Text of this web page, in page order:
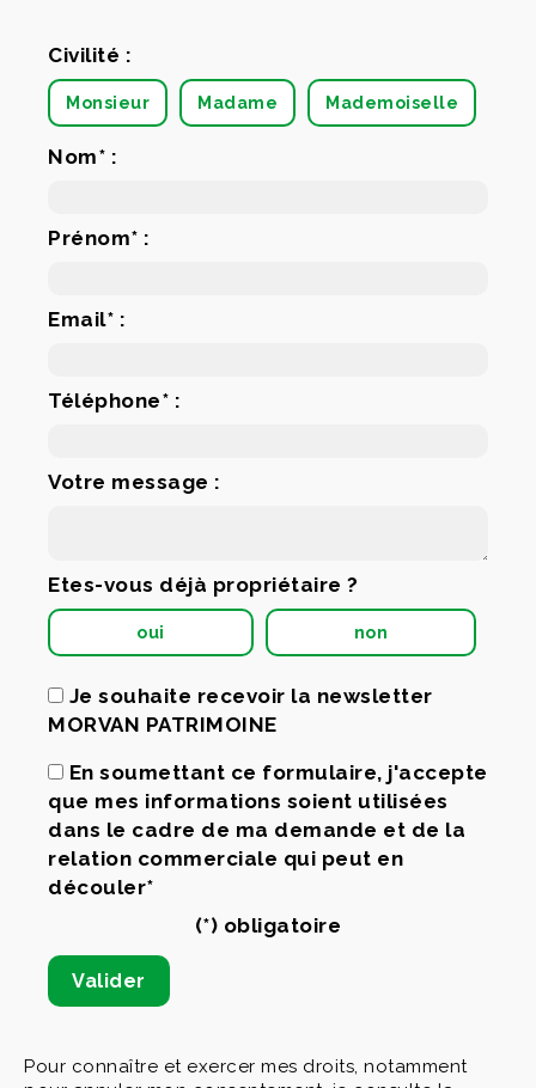
Civilité :
Monsieur Madame Mademoiselle
Nom* :
Prénom* :
Email* :
Téléphone* :
Votre message :
Etes-vous déjà propriétaire ?
oui non
Je souhaite recevoir la newsletter
MORVAN PATRIMOINE
En soumettant ce formulaire, j'accepte
que mes informations soient utilisées
dans le cadre de ma demande et de la
relation commerciale qui peut en
découler*
(*) obligatoire
Pour connaître et exercer mes droits, notamment